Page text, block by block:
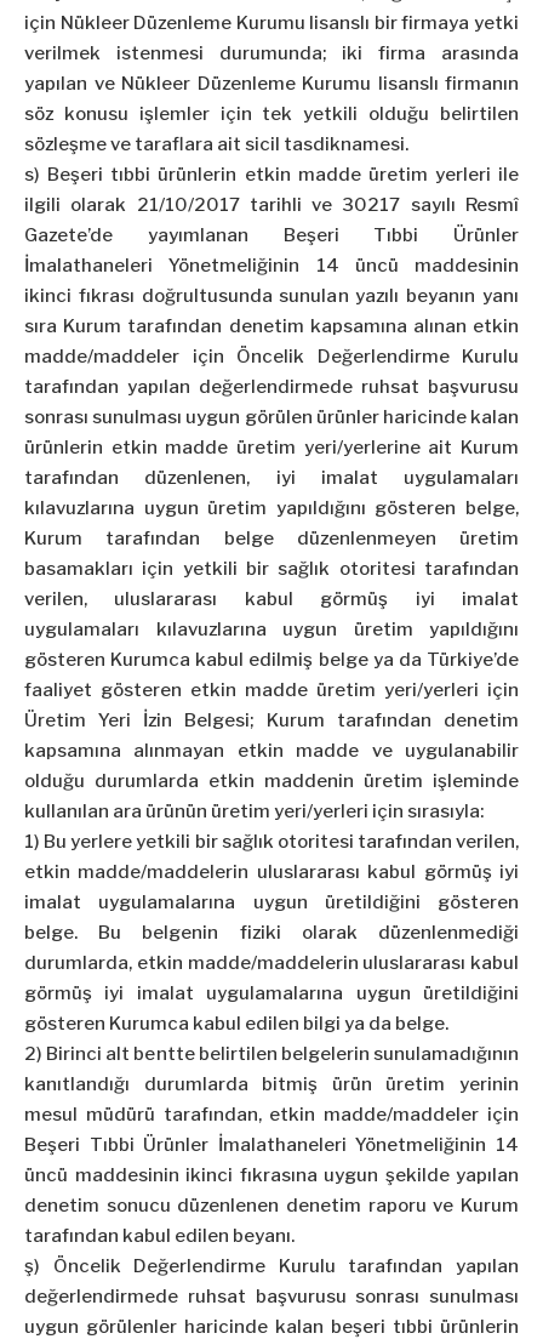
için Nükleer Düzenleme Kurumu lisanslı bir firmaya yetki
verilmek istenmesi durumunda; iki firma arasında
yapılan ve Nükleer Düzenleme Kurumu lisanslı firmanın
söz konusu işlemler için tek yetkili olduğu belirtilen
sözleşme ve taraflara ait sicil tasdiknamesi.
s) Beşeri tıbbi ürünlerin etkin madde üretim yerleri ile
ilgili olarak 21/10/2017 tarihli ve 30217 sayılı Resmî
Gazete’de yayımlanan Beşeri Tıbbi Ürünler
İmalathaneleri Yönetmeliğinin 14 üncü maddesinin
ikinci fıkrası doğrultusunda sunulan yazılı beyanın yanı
sıra Kurum tarafından denetim kapsamına alınan etkin
madde/maddeler için Öncelik Değerlendirme Kurulu
tarafından yapılan değerlendirmede ruhsat başvurusu
sonrası sunulması uygun görülen ürünler haricinde kalan
ürünlerin etkin madde üretim yeri/yerlerine ait Kurum
tarafından düzenlenen, iyi imalat uygulamaları
kılavuzlarına uygun üretim yapıldığını gösteren belge,
Kurum tarafından belge düzenlenmeyen üretim
basamakları için yetkili bir sağlık otoritesi tarafından
verilen, uluslararası kabul görmüş iyi imalat
uygulamaları kılavuzlarına uygun üretim yapıldığını
gösteren Kurumca kabul edilmiş belge ya da Türkiye’de
faaliyet gösteren etkin madde üretim yeri/yerleri için
Üretim Yeri İzin Belgesi; Kurum tarafından denetim
kapsamına alınmayan etkin madde ve uygulanabilir
olduğu durumlarda etkin maddenin üretim işleminde
kullanılan ara ürünün üretim yeri/yerleri için sırasıyla:
1) Bu yerlere yetkili bir sağlık otoritesi tarafından verilen,
etkin madde/maddelerin uluslararası kabul görmüş iyi
imalat uygulamalarına uygun üretildiğini gösteren
belge. Bu belgenin fiziki olarak düzenlenmediği
durumlarda, etkin madde/maddelerin uluslararası kabul
görmüş iyi imalat uygulamalarına uygun üretildiğini
gösteren Kurumca kabul edilen bilgi ya da belge.
2) Birinci alt bentte belirtilen belgelerin sunulamadığının
kanıtlandığı durumlarda bitmiş ürün üretim yerinin
mesul müdürü tarafından, etkin madde/maddeler için
Beşeri Tıbbi Ürünler İmalathaneleri Yönetmeliğinin 14
üncü maddesinin ikinci fıkrasına uygun şekilde yapılan
denetim sonucu düzenlenen denetim raporu ve Kurum
tarafından kabul edilen beyanı.
ş) Öncelik Değerlendirme Kurulu tarafından yapılan
değerlendirmede ruhsat başvurusu sonrası sunulması
uygun görülenler haricinde kalan beşeri tıbbi ürünlerin